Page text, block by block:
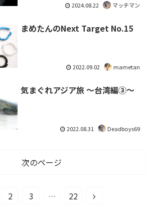
2024.08.22 マッチマン
まめたんのNext Target No.15
2022.09.02 mametan
気まぐれアジア旅 〜台湾編③〜
2022.08.31 Deadboys69
次のページ
2 3 … 22